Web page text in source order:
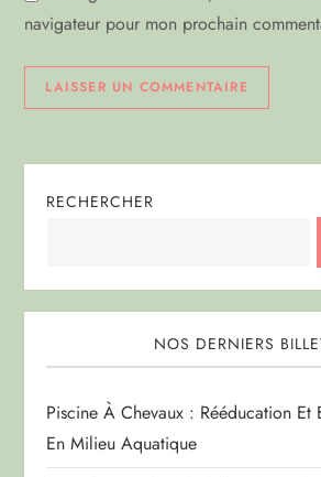
e
navigateur pour mon prochain
RECHERCHER
NOS DERNIERS
Piscine À Chevaux : Rééducation Et
En Milieu Aquatique